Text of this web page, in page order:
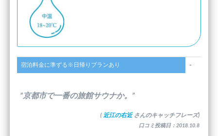
宿泊料金に準ずる※日帰りプランあり -
”京都市で一番の旅館サウナか。”
( 近江の右近 さんのキャッチフレーズ)
口コミ投稿日：2018.10.8